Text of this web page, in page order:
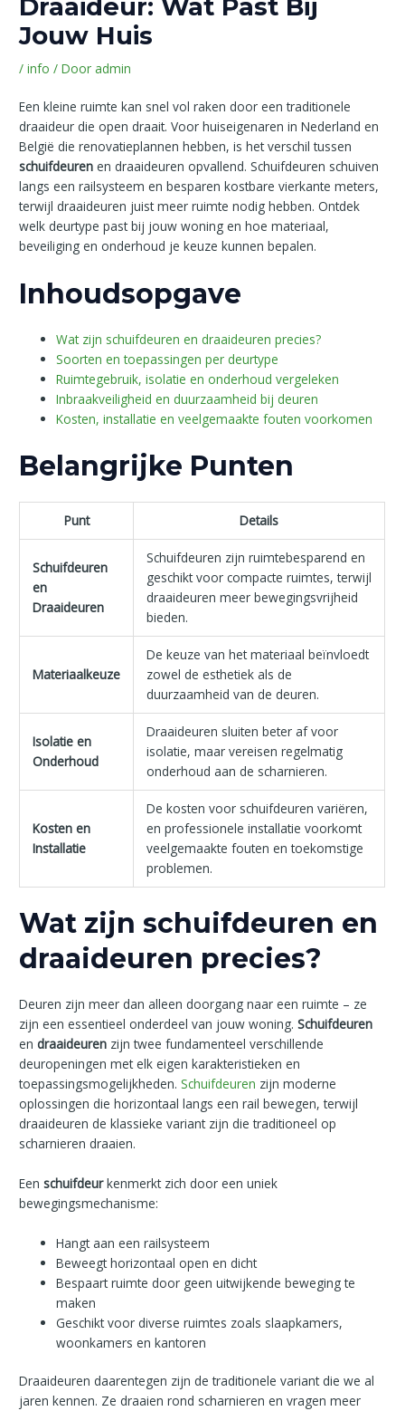
Draaideur: Wat Past Bij
Jouw Huis
/info / Door admin
Een kleine ruimte kan snel vol raken door een traditionele
draaideur die open draait. Voor huiseigenaren in Nederland en
België die renovatieplannen hebben, is het verschil tussen
schuifdeuren en draaideuren opvallend. Schuifdeuren schuiven
langs een railsysteem en besparen kostbare vierkante meters,
terwijl draaideuren juist meer ruimte nodig hebben. Ontdek
welk deurtype past bij jouw woning en hoe materiaal,
beveiliging en onderhoud je keuze kunnen bepalen.
Inhoudsopgave
Wat zijn schuifdeuren en draaideuren precies?
Soorten en toepassingen per deurtype
Ruimtegebruik, isolatie en onderhoud vergeleken
Inbraakveiligheid en duurzaamheid bij deuren
Kosten, installatie en veelgemaakte fouten voorkomen
Belangrijke Punten
Punt Details
Schuifdeuren
en
Draaideuren
Schuifdeuren zijn ruimtebesparend en
geschikt voor compacte ruimtes, terwijl
draaideuren meer bewegingsvrijheid
bieden.
Materiaalkeuze
De keuze van het materiaal beïnvloedt
zowel de esthetiek als de
duurzaamheid van de deuren.
Isolatie en
Onderhoud
Draaideuren sluiten beter af voor
isolatie, maar vereisen regelmatig
onderhoud aan de scharnieren.
Kosten en
Installatie
De kosten voor schuifdeuren variëren,
en professionele installatie voorkomt
veelgemaakte fouten en toekomstige
problemen.
Wat zijn schuifdeuren en
draaideuren precies?
Deuren zijn meer dan alleen doorgang naar een ruimte – ze
zijn een essentieel onderdeel van jouw woning.Schuifdeuren
endraaideuren zijn twee fundamenteel verschillende
deuropeningen met elk eigen karakteristieken en
toepassingsmogelijkheden.Schuifdeuren zijn moderne
oplossingen die horizontaal langs een rail bewegen, terwijl
draaideuren de klassieke variant zijn die traditioneel op
scharnieren draaien.
Eenschuifdeurkenmerkt zich door een uniek
bewegingsmechanisme:
Hangt aan een railsysteem
Beweegt horizontaal open en dicht
Bespaart ruimte door geen uitwijkende beweging te
maken
Geschikt voor diverse ruimtes zoals slaapkamers,
woonkamers en kantoren
Draaideuren daarentegen zijn de traditionele variant die we al
jaren kennen. Ze draaien rond scharnieren en vragen meer